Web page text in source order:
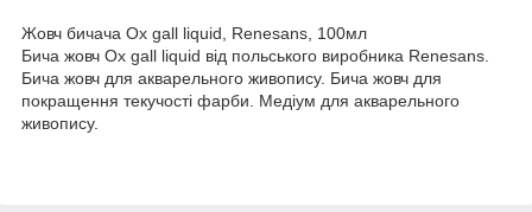
Жовч бичача Ox gall liquid, Renesans, 100мл
Бича жовч Ox gall liquid від польського виробника Renesans.
Бича жовч для акварельного живопису. Бича жовч для
покращення текучості фарби. Медіум для акварельного
живопису.